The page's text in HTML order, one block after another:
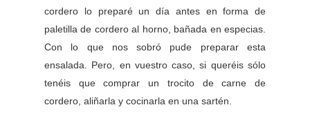
cordero lo preparé un día antes en forma de
paletilla de cordero al horno, bañada en especias.
Con lo que nos sobró pude preparar esta
ensalada. Pero, en vuestro caso, si queréis sólo
tenéis que comprar un trocito de carne de
cordero, aliñarla y cocinarla en una sartén.